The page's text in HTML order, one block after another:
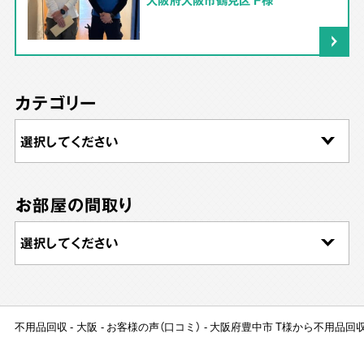
カテゴリー
お部屋の間取り
不用品回収 大阪 お客様の声（口コミ） 大阪府豊中市 T様から不用品回